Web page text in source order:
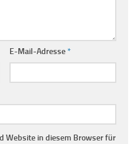
E-Mail-Adresse*
Website in diesem Browser für